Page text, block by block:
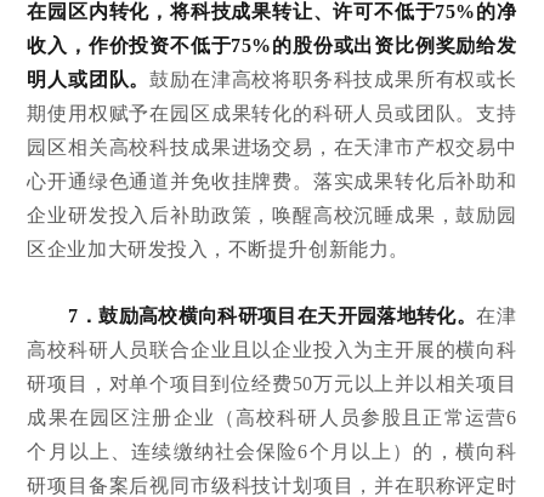
在园区内转化，将科技成果转让、许可不低于75%的净
收入，作价投资不低于75%的股份或出资比例奖励给发
明人或团队。鼓励在津高校将职务科技成果所有权或长
期使用权赋予在园区成果转化的科研人员或团队。支持
园区相关高校科技成果进场交易，在天津市产权交易中
心开通绿色通道并免收挂牌费。落实成果转化后补助和
企业研发投入后补助政策，唤醒高校沉睡成果，鼓励园
区企业加大研发投入，不断提升创新能力。
7．鼓励高校横向科研项目在天开园落地转化。在津
高校科研人员联合企业且以企业投入为主开展的横向科
研项目，对单个项目到位经费50万元以上并以相关项目
成果在园区注册企业（高校科研人员参股且正常运营6
个月以上、连续缴纳社会保险6个月以上）的，横向科
研项目备案后视同市级科技计划项目，并在职称评定时